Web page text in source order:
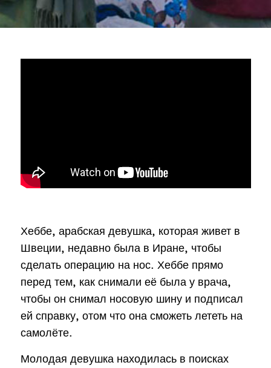
Хеббе, арабская девушка, которая живет в
Швеции, недавно была в Иране, чтобы
сделать операцию на нос. Хеббе прямо
перед тем, как снимали её была у врача,
чтобы он снимал носовую шину и подписал
ей справку, отом что она сможеть лететь на
самолёте.
Молодая девушка находилась в поисках